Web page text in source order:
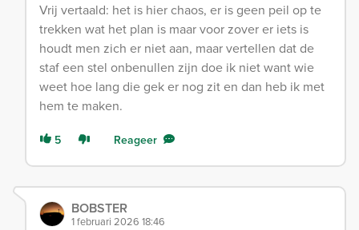
Vrij vertaald: het is hier chaos, er is geen peil op te
trekken wat het plan is maar voor zover er iets is
houdt men zich er niet aan, maar vertellen dat de
staf een stel onbenullen zijn doe ik niet want wie
weet hoe lang die gek er nog zit en dan heb ik met
hem te maken.
5 Reageer
BOBSTER
1 februari 2026 18:46